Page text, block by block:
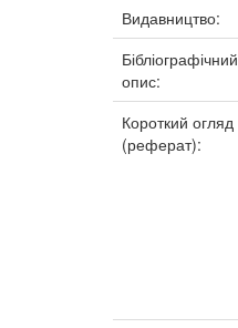
Видавництво:
Бібліографічний
опис:
Короткий огляд
(реферат):